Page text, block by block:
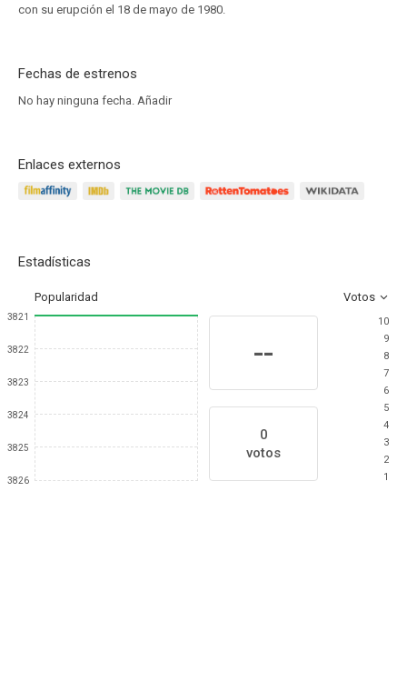
con su erupción el 18 de mayo de 1980.
Fechas de estrenos
No hay ninguna fecha. Añadir
Enlaces externos
Estadísticas
Popularidad Votos
3821
3822
3823
3824
3825
3826
--
0
votos
10
9
8
7
6
5
4
3
2
1